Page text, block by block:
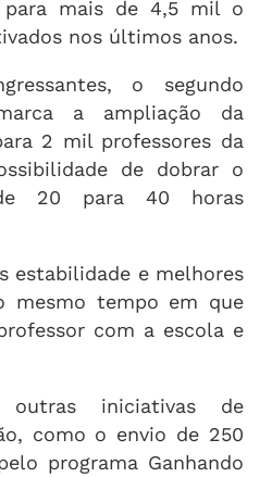
para mais de 4,5 mil o
nos últimos anos.
o segundo
a ampliação da
2 mil professores da
de dobrar o
20 para 40 horas
estabilidade e melhores
mesmo tempo em que
com a escola e
iniciativas de
como o envio de 250
programa Ganhando